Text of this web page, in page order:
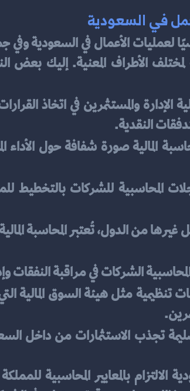
في السعودية
النقدية.
الشركات في مراقبة النفقات